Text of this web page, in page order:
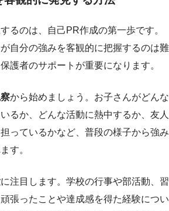
るのは、自己PR作成の第一歩です。
自分の強みを客観的に把握するのは難
護者のサポートが重要になります。
から始めましょう。お子さんがどんな
るか、どんな活動に熱中するか、友人
っているかなど、普段の様子から強み
す。
に注目します。学校の行事や部活動、習
張ったことや達成感を得た経験につい